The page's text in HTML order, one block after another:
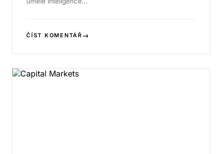
ČÍST KOMENTÁŘ →